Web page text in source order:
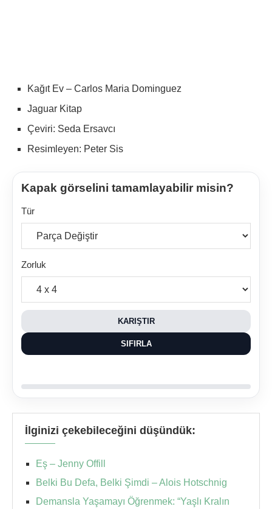
Kağıt Ev – Carlos Maria Dominguez
Jaguar Kitap
Çeviri: Seda Ersavcı
Resimleyen: Peter Sis
Kapak görselini tamamlayabilir misin?
Tür
Zorluk
KARIŞTIR
SIFIRLA
İlginizi çekebileceğini düşündük:
Eş – Jenny Offill
Belki Bu Defa, Belki Şimdi – Alois Hotschnig
Demansla Yaşamayı Öğrenmek: “Yaşlı Kralın